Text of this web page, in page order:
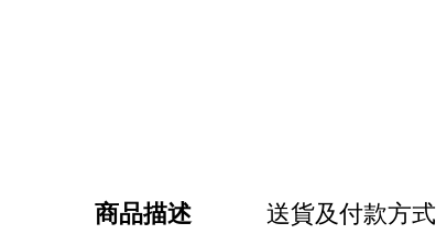
商品描述 送貨及付款方式